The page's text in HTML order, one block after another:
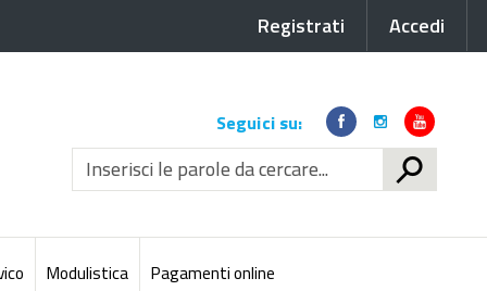
Accedi
Registrati
Link
social
Seguici su:
Modulistica Pagamenti online